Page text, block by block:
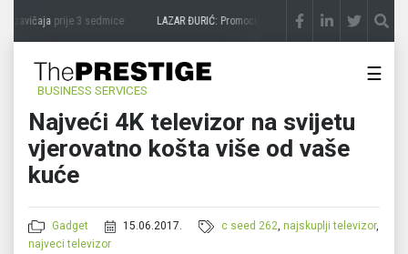
zavičajaprije 3 sedmice LAZAR ĐURIĆ: Promocija potencijal pretvara u destinaciju
BUSINESS SERVICES
☰
Najveći 4K televizor na svijetu
vjerovatno košta više od vaše
kuće
Gadget 15.06.2017. c seed 262,najskuplji televizor,
najveci televizor